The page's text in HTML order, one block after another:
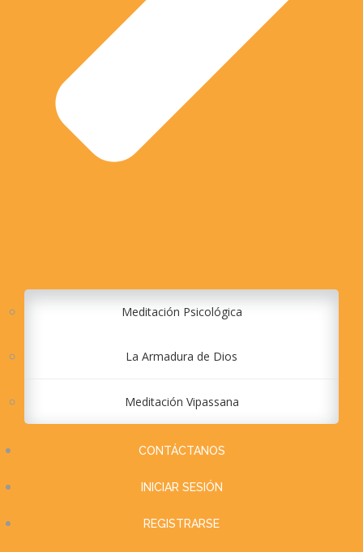
Meditación Psicológica
La Armadura de Dios
Meditación Vipassana
CONTÁCTANOS
INICIAR SESIÓN
REGISTRARSE